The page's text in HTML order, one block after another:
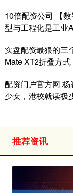
10倍配资公司 【
型与工程化是工业
实盘配资最狠的三
Mate XT2折叠方式
配资门户官方网
少女，港校就读极
推荐资讯